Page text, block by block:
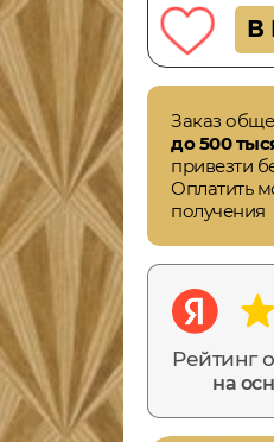
В
Заказ
до 500
привезти
Оплатить
получения
Рейтинг
на